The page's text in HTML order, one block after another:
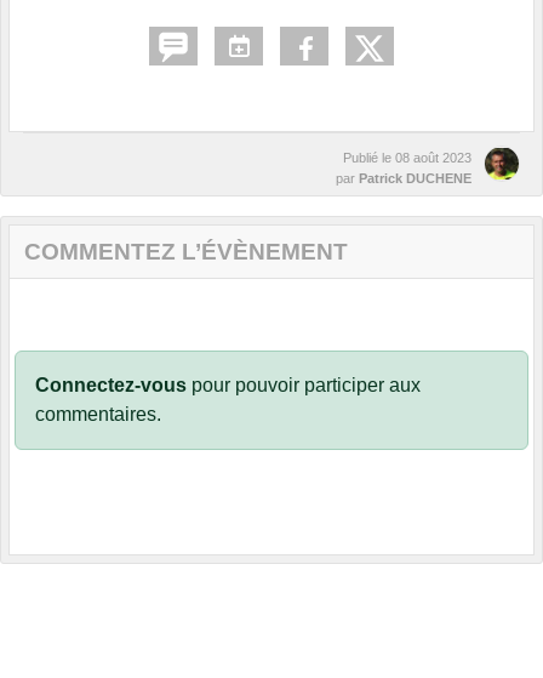
Publié le 08 août 2023
par Patrick DUCHENE
COMMENTEZ L’ÉVÈNEMENT
Connectez-vous pour pouvoir participer aux
commentaires.